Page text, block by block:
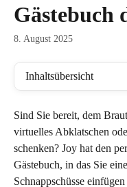
Gästebuch
8. August 2025
Inhaltsübersicht
Sind Sie bereit, dem
virtuelles Abklatschen
schenken? Joy hat den
Gästebuch, in das Sie
Schnappschüsse